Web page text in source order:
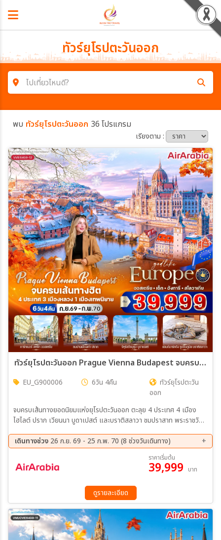
ทัวร์ยุโรปตะวันออก
ไปเที่ยวไหนดี?
ค้นหาโปรแกรมทัวร์
โซน
ประเทศ
เมือง
สายการบิน
ตั้งแต่วันที่
ถึงวันที่
เฉพาะเดือน
เฉพาะเทศกาล
ค้นหา
พบ ทัวร์ยุโรปตะวันออก 36 โปรแกรม
เรียงตาม :
ทัวร์ยุโรปตะวันออก Prague Vienna Budapest จบครบเส้นทางฮิต ออสเตรีย - เช็ก - ฮังการี - สโลวาเกีย 6วัน 4คืน (G9)
EU_G900006 6วัน 4คืน
ทัวร์ยุโรปตะวัน
ออก
จบครบเส้นทางยอดนิยมแห่งยุโรปตะวันออก ตะลุย 4 ประเทศ 4 เมือง
ไฮไลต์ ปราก เวียนนา บูดาเปสต์ และบราติสลาวา ชมปราสาท พระราชวัง
เดินทางทั่วโลกหลงรัก
เดินทางช่วง 26 ก.ย. 69 - 25 ก.พ. 70 (8 ช่วงวันเดินทาง)
10 ต.ค. 69 - 15 ต.ค. 69
17 ต.ค. 69 - 22 ต.ค. 69
24 ต.ค. 69 - 29 ต.ค. 69
05 ธ.ค. 69 - 10 ธ.ค. 69
20 ก.พ. 70 - 25 ก.พ. 70
ราคาเริ่มต้น
39,999 บาท
ดูรายละเอียด